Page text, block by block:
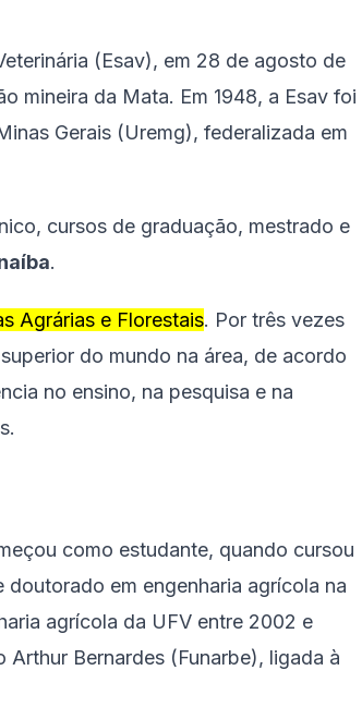
(Esav), em 28 de agosto de
mineira da Mata. Em 1948, a Esav foi
Gerais (Uremg), federalizada em
cursos de graduação, mestrado e
.
Agrárias e Florestais. Por três vezes
do mundo na área, de acordo
no ensino, na pesquisa e na
como estudante, quando cursou
em engenharia agrícola na
agrícola da UFV entre 2002 e
Bernardes (Funarbe), ligada à